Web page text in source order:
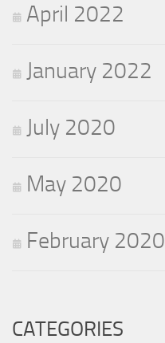
April 2022
January 2022
July 2020
May 2020
February 2020
CATEGORIES